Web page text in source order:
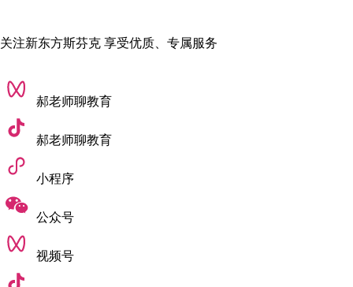
助。
//个人技能和专业相关的证书证
...
学习和生活。希望以上内容对您有所帮助，更多留学干货资
讯，请继续关注斯芬克官网吧！
关注新东方斯芬克 享受优质、专属服务
郝老师聊教育
郝老师聊教育
小程序
公众号
视频号